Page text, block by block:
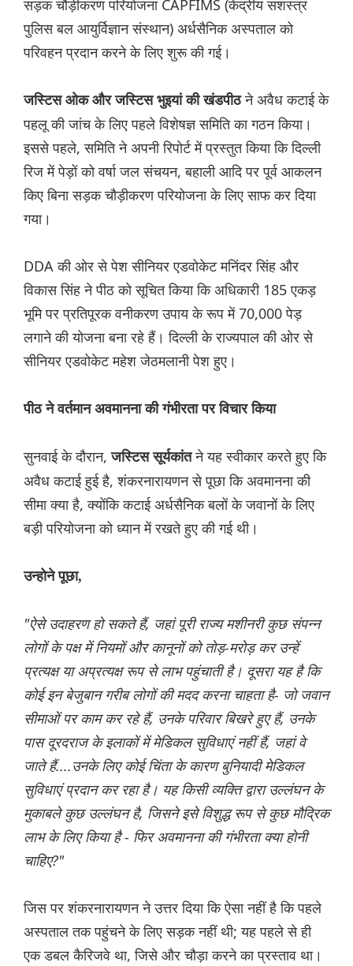
सड़क चौड़ीकरण परियोजना CAPFIMS (केंद्रीय सशस्त्र
पुलिस बल आयुर्विज्ञान संस्थान) अर्धसैनिक अस्पताल को
परिवहन प्रदान करने के लिए शुरू की गई।
जस्टिस ओक और जस्टिस भुइयां की खंडपीठने अवैध कटाई के
पहलू की जांच के लिए पहले विशेषज्ञ समिति का गठन किया।
इससे पहले, समिति ने अपनी रिपोर्ट में प्रस्तुत किया कि दिल्ली
रिज में पेड़ों को वर्षा जल संचयन, बहाली आदि पर पूर्व आकलन
किए बिना सड़क चौड़ीकरण परियोजना के लिए साफ कर दिया
गया।
DDA की ओर से पेश सीनियर एडवोकेट मनिंदर सिंह और
विकास सिंह ने पीठ को सूचित किया कि अधिकारी 185 एकड़
भूमि पर प्रतिपूरक वनीकरण उपाय के रूप में 70,000 पेड़
लगाने की योजना बना रहे हैं। दिल्ली के राज्यपाल की ओर से
सीनियर एडवोकेट महेश जेठमलानी पेश हुए।
पीठ ने वर्तमान अवमानना ​​की गंभीरता पर विचार किया
सुनवाई के दौरान,जस्टिस सूर्यकांतने यह स्वीकार करते हुए कि
अवैध कटाई हुई है, शंकरनारायणन से पूछा कि अवमानना ​​की
सीमा क्या है, क्योंकि कटाई अर्धसैनिक बलों के जवानों के लिए
बड़ी परियोजना को ध्यान में रखते हुए की गई थी।
उन्होने पूछा,
"ऐसे उदाहरण हो सकते हैं, जहां पूरी राज्य मशीनरी कुछ संपन्न
लोगों के पक्ष में नियमों और कानूनों को तोड़-मरोड़ कर उन्हें
प्रत्यक्ष या अप्रत्यक्ष रूप से लाभ पहुंचाती है। दूसरा यह है कि
कोई इन बेजुबान गरीब लोगों की मदद करना चाहता है- जो जवान
सीमाओं पर काम कर रहे हैं, उनके परिवार बिखरे हुए हैं, उनके
पास दूरदराज के इलाकों में मेडिकल सुविधाएं नहीं हैं, जहां वे
जाते हैं....उनके लिए कोई चिंता के कारण बुनियादी मेडिकल
सुविधाएं प्रदान कर रहा है। यह किसी व्यक्ति द्वारा उल्लंघन के
मुकाबले कुछ उल्लंघन है, जिसने इसे विशुद्ध रूप से कुछ मौद्रिक
लाभ के लिए किया है - फिर अवमानना ​​की गंभीरता क्या होनी
चाहिए?"
जिस पर शंकरनारायणन ने उत्तर दिया कि ऐसा नहीं है कि पहले
अस्पताल तक पहुंचने के लिए सड़क नहीं थी; यह पहले से ही
एक डबल कैरिजवे था, जिसे और चौड़ा करने का प्रस्ताव था।